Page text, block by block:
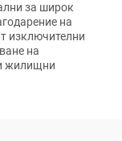
за широк
на
изключителни
на
жилищни